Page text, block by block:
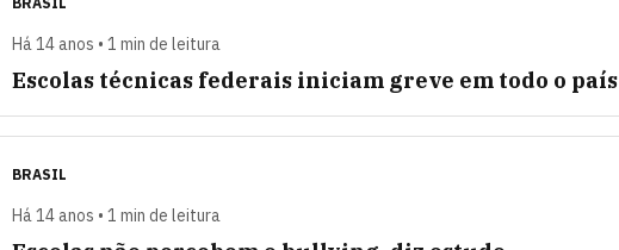
Há 14 anos • 1 min de leitura
Escolas técnicas federais iniciam greve em todo o país
BRASIL
Há 14 anos • 1 min de leitura